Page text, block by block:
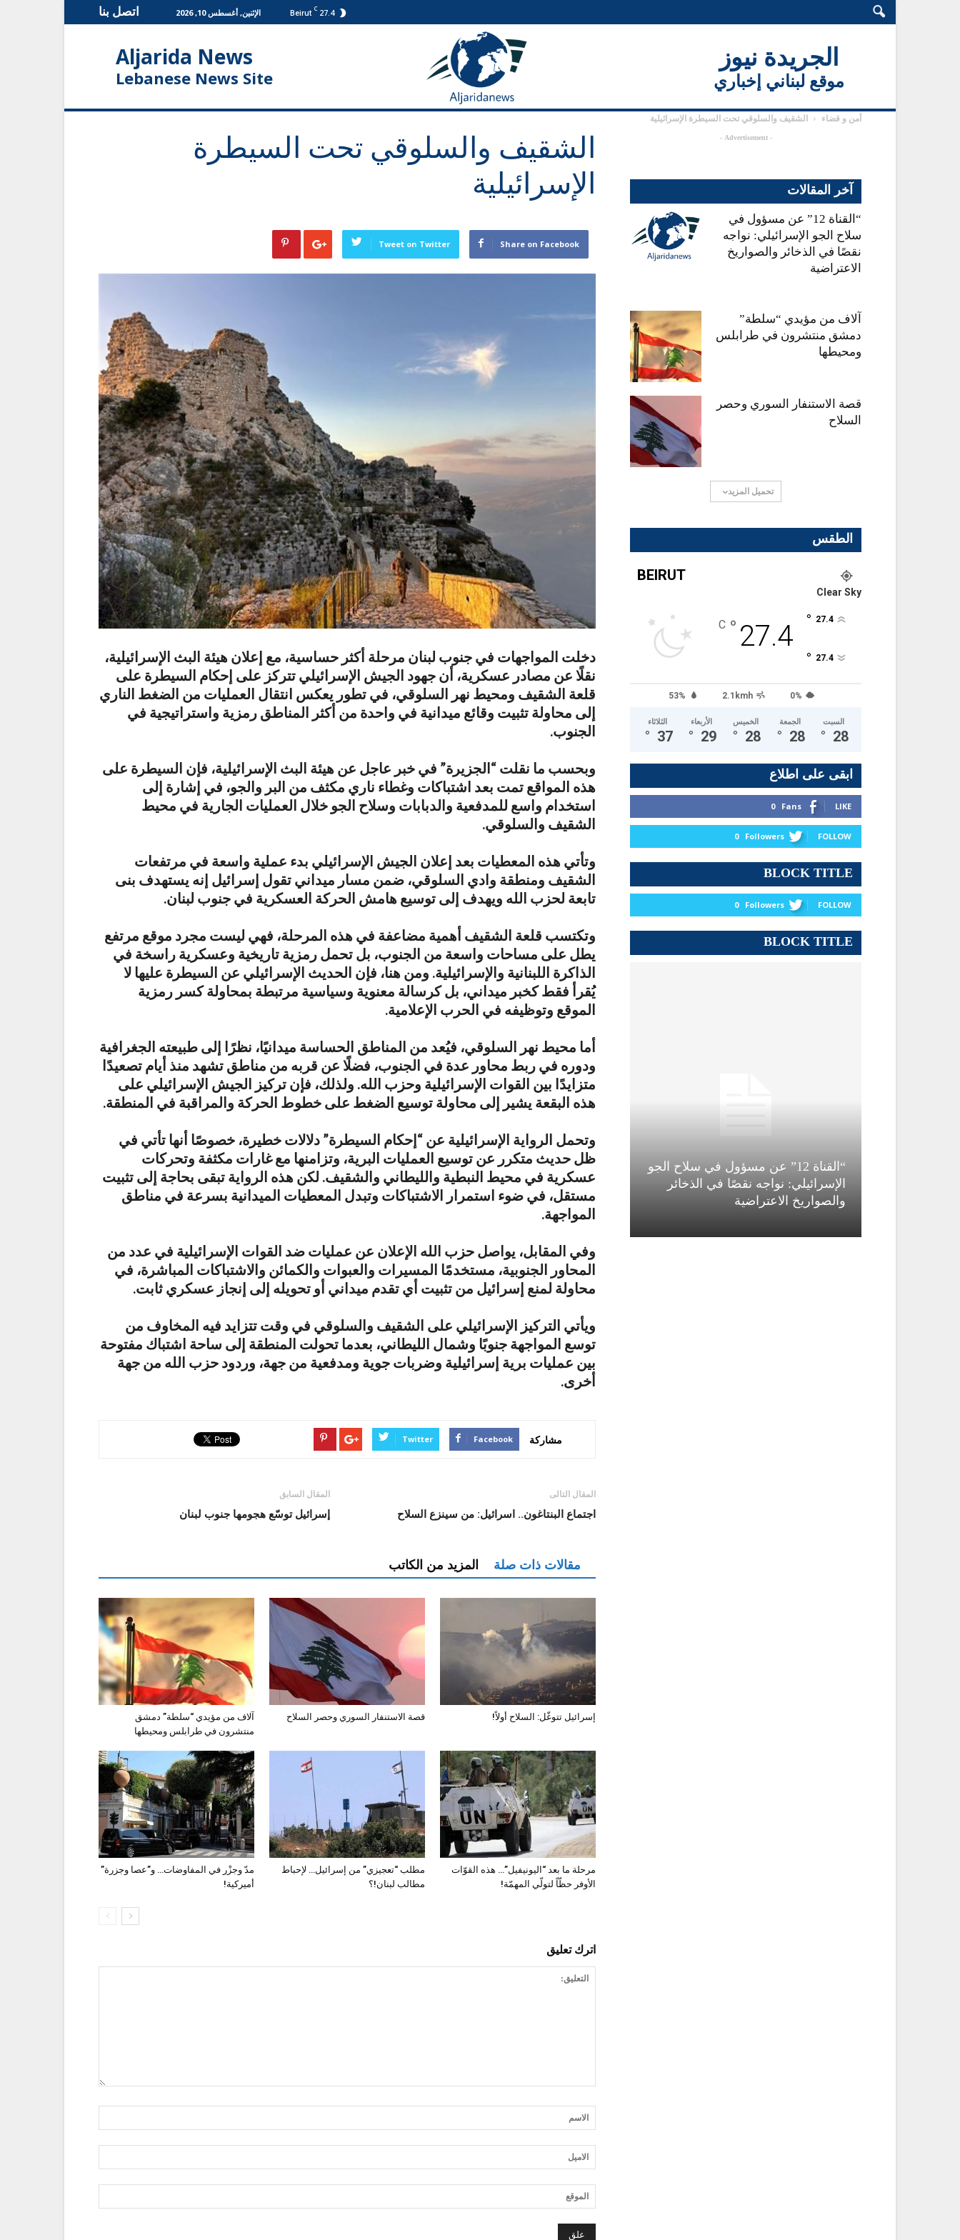
27.4
C
Beirut الإثنين, أغسطس 10, 2026 اتصل بنا
Aljarida News
Lebanese News Site
الجريدة نيوز
موقع لبناني إخباري
أمن و قضاء الشقيف والسلوقي تحت السيطرة الإسرائيلية
الشقيف والسلوقي تحت السيطرة
الإسرائيلية
Share on Facebook
Tweet on Twitter
دخلت المواجهات في جنوب لبنان مرحلة أكثر حساسية، مع إعلان هيئة البث الإسرائيلية،
نقلًا عن مصادر عسكرية، أن جهود الجيش الإسرائيلي تتركز على إحكام السيطرة على
قلعة الشقيف ومحيط نهر السلوقي، في تطور يعكس انتقال العمليات من الضغط الناري
إلى محاولة تثبيت وقائع ميدانية في واحدة من أكثر المناطق رمزية واستراتيجية في
الجنوب.
وبحسب ما نقلت “الجزيرة” في خبر عاجل عن هيئة البث الإسرائيلية، فإن السيطرة على
هذه المواقع تمت بعد اشتباكات وغطاء ناري مكثف من البر والجو، في إشارة إلى
استخدام واسع للمدفعية والدبابات وسلاح الجو خلال العمليات الجارية في محيط
الشقيف والسلوقي.
وتأتي هذه المعطيات بعد إعلان الجيش الإسرائيلي بدء عملية واسعة في مرتفعات
الشقيف ومنطقة وادي السلوقي، ضمن مسار ميداني تقول إسرائيل إنه يستهدف بنى
تابعة لحزب الله ويهدف إلى توسيع هامش الحركة العسكرية في جنوب لبنان.
وتكتسب قلعة الشقيف أهمية مضاعفة في هذه المرحلة، فهي ليست مجرد موقع مرتفع
يطل على مساحات واسعة من الجنوب، بل تحمل رمزية تاريخية وعسكرية راسخة في
الذاكرة اللبنانية والإسرائيلية. ومن هنا، فإن الحديث الإسرائيلي عن السيطرة عليها لا
يُقرأ فقط كخبر ميداني، بل كرسالة معنوية وسياسية مرتبطة بمحاولة كسر رمزية
الموقع وتوظيفه في الحرب الإعلامية.
أما محيط نهر السلوقي، فيُعد من المناطق الحساسة ميدانيًا، نظرًا إلى طبيعته الجغرافية
ودوره في ربط محاور عدة في الجنوب، فضلًا عن قربه من مناطق تشهد منذ أيام تصعيدًا
متزايدًا بين القوات الإسرائيلية وحزب الله. ولذلك، فإن تركيز الجيش الإسرائيلي على
هذه البقعة يشير إلى محاولة توسيع الضغط على خطوط الحركة والمراقبة في المنطقة.
وتحمل الرواية الإسرائيلية عن “إحكام السيطرة” دلالات خطيرة، خصوصًا أنها تأتي في
ظل حديث متكرر عن توسيع العمليات البرية، وتزامنها مع غارات مكثفة وتحركات
عسكرية في محيط النبطية والليطاني والشقيف. لكن هذه الرواية تبقى بحاجة إلى تثبيت
مستقل، في ضوء استمرار الاشتباكات وتبدل المعطيات الميدانية بسرعة في مناطق
المواجهة.
وفي المقابل، يواصل حزب الله الإعلان عن عمليات ضد القوات الإسرائيلية في عدد من
المحاور الجنوبية، مستخدمًا المسيرات والعبوات والكمائن والاشتباكات المباشرة، في
محاولة لمنع إسرائيل من تثبيت أي تقدم ميداني أو تحويله إلى إنجاز عسكري ثابت.
ويأتي التركيز الإسرائيلي على الشقيف والسلوقي في وقت تتزايد فيه المخاوف من
توسع المواجهة جنوبًا وشمال الليطاني، بعدما تحولت المنطقة إلى ساحة اشتباك مفتوحة
بين عمليات برية إسرائيلية وضربات جوية ومدفعية من جهة، وردود حزب الله من جهة
أخرى.
مشاركة Facebook
Twitter
المقال السابق
إسرائيل توسّع هجومها جنوب لبنان
المقال التالى
اجتماع البنتاغون.. اسرائيل: من سينزع السلاح
مقالات ذات صلة المزيد من الكاتب
آلاف من مؤيدي “سلطة” دمشق
منتشرون في طرابلس ومحيطها
قصة الاستنفار السوري وحصر السلاح إسرائيل تتوغّل: السلاح أولاً!
مدّ وجزْر في المفاوضات… و”عصا وجزرة”
أميركية!
مطلب “تعجيزي” من إسرائيل… لإحباط
مطالب لبنان!؟
مرحلة ما بعد “اليونيفيل”… هذه القوّات
الأوفر حظّاً لتولّي المهمّة!
اترك تعليق
- Advertisement -
آخر المقالات
“القناة 12” عن مسؤول في
سلاح الجو الإسرائيلي: نواجه
نقصًا في الذخائر والصواريخ
الاعتراضية
آلاف من مؤيدي “سلطة”
دمشق منتشرون في طرابلس
ومحيطها
قصة الاستنفار السوري وحصر
السلاح
تحميل المزيد
الطقس
BEIRUT
Clear Sky
27.4
°
C 27.4
°
27.4
°
53% 2.1kmh 0%
الثلاثاء
37
°
الأربعاء
29
°
الخميس
28
°
الجمعة
28
°
السبت
28
°
ابقى على اطلاع
0 Fans LIKE
0 Followers FOLLOW
BLOCK TITLE
0 Followers FOLLOW
BLOCK TITLE
“القناة 12” عن مسؤول في سلاح الجو
الإسرائيلي: نواجه نقصًا في الذخائر
والصواريخ الاعتراضية